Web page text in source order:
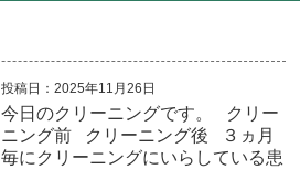
投稿日：2025年11月26日
今日のクリーニングです。 クリー
ニング前 クリーニング後 ３ヵ月
毎にクリーニングにいらしている患